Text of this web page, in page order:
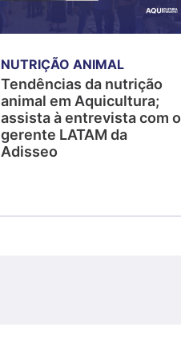
NUTRIÇÃO ANIMAL
Tendências da nutrição
animal em Aquicultura;
assista à entrevista com o
gerente LATAM da
Adisseo